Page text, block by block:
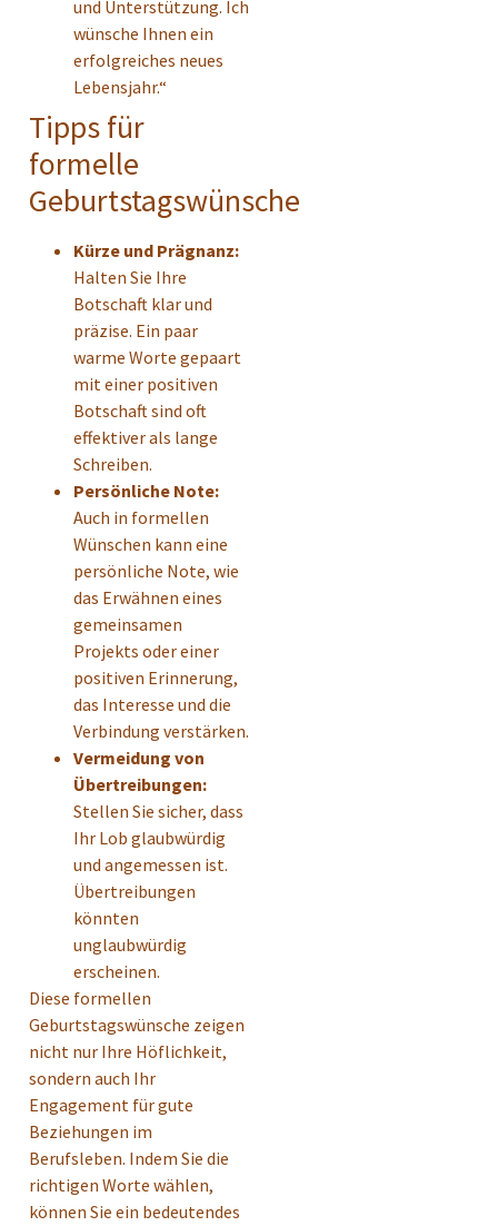
und Unterstützung. Ich
wünsche Ihnen ein
erfolgreiches neues
Lebensjahr.“
Tipps für
formelle
Geburtstagswünsche
Kürze und Prägnanz:
Halten Sie Ihre
Botschaft klar und
präzise. Ein paar
warme Worte gepaart
mit einer positiven
Botschaft sind oft
effektiver als lange
Schreiben.
Persönliche Note:
Auch in formellen
Wünschen kann eine
persönliche Note, wie
das Erwähnen eines
gemeinsamen
Projekts oder einer
positiven Erinnerung,
das Interesse und die
Verbindung verstärken.
Vermeidung von
Übertreibungen:
Stellen Sie sicher, dass
Ihr Lob glaubwürdig
und angemessen ist.
Übertreibungen
könnten
unglaubwürdig
erscheinen.
Diese formellen
Geburtstagswünsche zeigen
nicht nur Ihre Höflichkeit,
sondern auch Ihr
Engagement für gute
Beziehungen im
Berufsleben. Indem Sie die
richtigen Worte wählen,
können Sie ein bedeutendes